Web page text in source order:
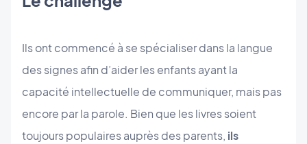
Ils ont commencé à se spécialiser dans la langue
des signes afin d’aider les enfants ayant la
capacité intellectuelle de communiquer, mais pas
encore par la parole. Bien que les livres soient
toujours populaires auprès des parents, ils